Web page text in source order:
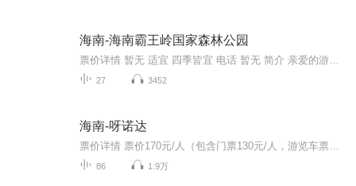
海南-海南霸王岭国家森林公园
27 3452
海南-呀诺达
86 1.9万